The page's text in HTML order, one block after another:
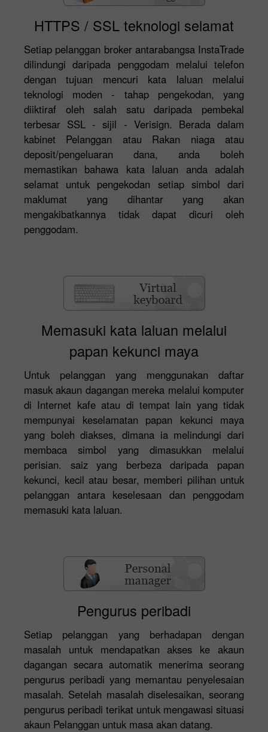
HTTPS / SSL teknologi selamat
Setiap pelanggan broker antarabangsa InstaTrade
dilindungi daripada penggodam melalui telefon
dengan tujuan mencuri kata laluan melalui
teknologi moden - tahap pengekodan, yang
diiktiraf oleh salah satu daripada pembekal
terbesar SSL - sijil - Verisign. Berada dalam
kabinet Pelanggan atau Rakan niaga atau
deposit/pengeluaran dana, anda boleh
memastikan bahawa kata laluan anda adalah
selamat untuk pengekodan setiap simbol dari
maklumat yang dihantar yang akan
mengakibatkannya tidak dapat dicuri oleh
penggodam.
Memasuki kata laluan melalui
papan kekunci maya
Untuk pelanggan yang menggunakan daftar
masuk akaun dagangan mereka melalui komputer
di Internet kafe atau di tempat lain yang tidak
mempunyai keselamatan papan kekunci maya
yang boleh diakses, dimana ia melindungi dari
membaca simbol yang dimasukkan melalui
perisian. saiz yang berbeza daripada papan
kekunci, kecil atau besar, memberi pilihan untuk
pelanggan antara keselesaan dan penggodam
memasuki kata laluan.
Pengurus peribadi
Setiap pelanggan yang berhadapan dengan
masalah untuk mendapatkan akses ke akaun
dagangan secara automatik menerima seorang
pengurus peribadi yang memantau penyelesaian
masalah. Setelah masalah diselesaikan, seorang
pengurus peribadi terikat untuk mengawasi situasi
akaun Pelanggan untuk masa akan datang.